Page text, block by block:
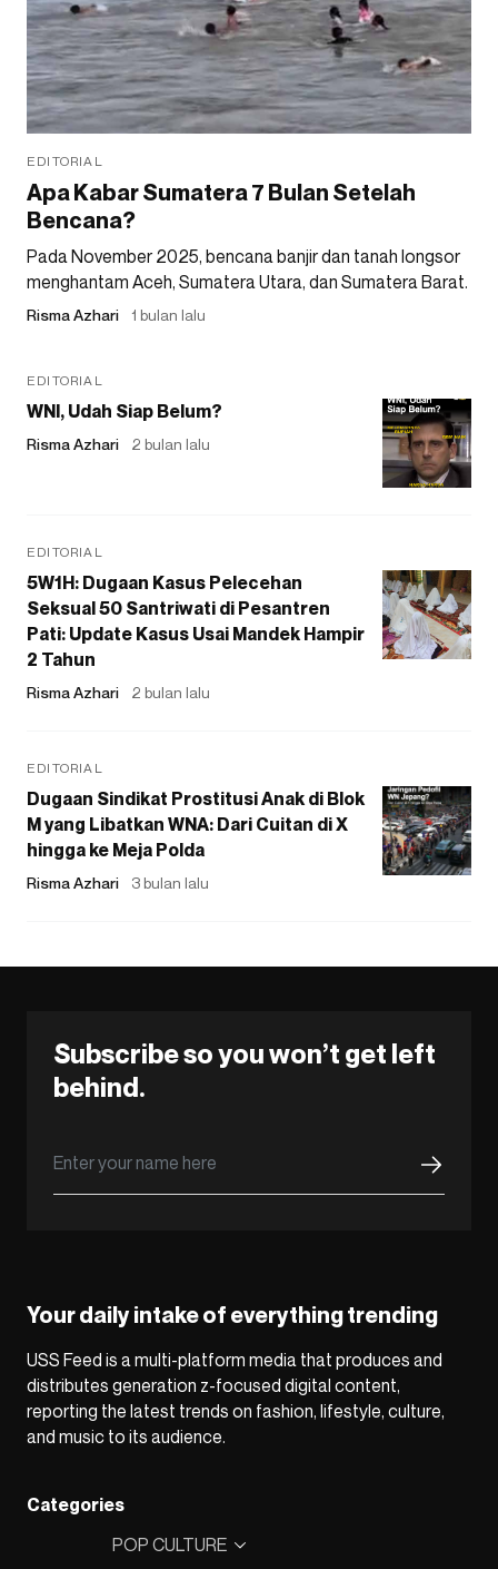
EDITORIAL
Apa Kabar Sumatera 7 Bulan Setelah
Bencana?
Pada November 2025, bencana banjir dan tanah longsor
menghantam Aceh, Sumatera Utara, dan Sumatera Barat.
Risma Azhari 1 bulan lalu
EDITORIAL
WNI, Udah Siap Belum?
Risma Azhari 2 bulan lalu
EDITORIAL
5W1H: Dugaan Kasus Pelecehan
Seksual 50 Santriwati di Pesantren
Pati: Update Kasus Usai Mandek Hampir
2 Tahun
Risma Azhari 2 bulan lalu
EDITORIAL
Dugaan Sindikat Prostitusi Anak di Blok
M yang Libatkan WNA: Dari Cuitan di X
hingga ke Meja Polda
Risma Azhari 3 bulan lalu
Subscribe so you won’t get left
behind.
Your daily intake of everything trending
USS Feed is a multi-platform media that produces and
distributes generation z-focused digital content,
reporting the latest trends on fashion, lifestyle, culture,
and music to its audience.
Categories
POP CULTURE